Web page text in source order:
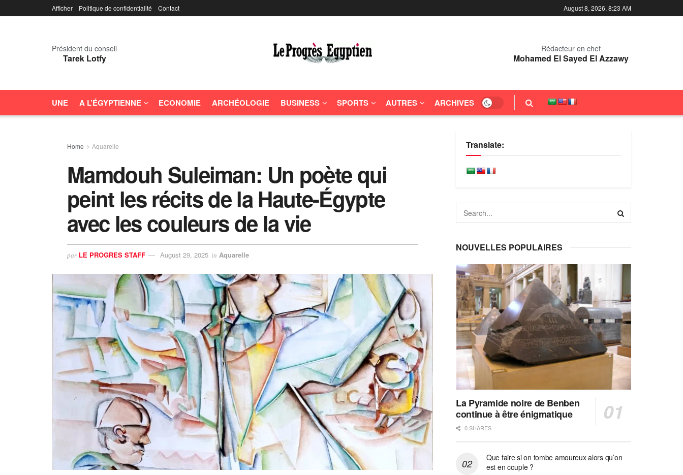
Afficher Politique de confidentialité Contact August 8, 2026, 8:23 AM
Président du conseil
Tarek Lotfy
Rédacteur en chef
Mohamed El Sayed El Azzawy
UNE A L’ÉGYPTIENNE ECONOMIE ARCHÉOLOGIE BUSINESS SPORTS AUTRES ARCHIVES
Home Aquarelle
Mamdouh Suleiman: Un poète qui
peint les récits de la Haute-Égypte
avec les couleurs de la vie
par LE PROGRES STAFF August 29, 2025 in Aquarelle
Translate:
NOUVELLES POPULAIRES
La Pyramide noire de Benben
continue à être énigmatique
0 SHARES
Que faire si on tombe amoureux alors qu’on
est en couple ?